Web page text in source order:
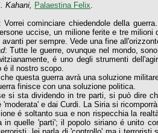
Kahani, Palaestina Felix.
: Vorrei cominciare chiedendole della
uccise, un milione ferite e tre
avanti per sempre. Vede una fine
: Tutte le guerre, ovunque nel mondo,
é uno degli strumenti
é il nostro scopo.
questa guerra avrà una soluzione
finisce con una soluzione politica.
si sta dividendo in tre parti, si può dire
'moderata' e dai Curdi. La Siria si
é soltanto sua e non rispecchia la
in quelle 'parti'; il popolo siriano é unito